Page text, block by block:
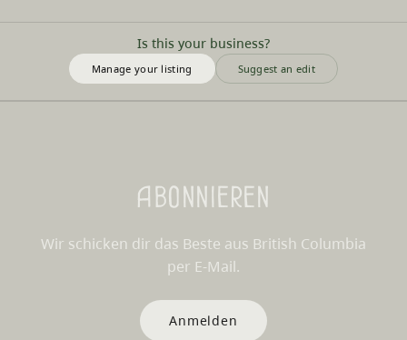
Is this your business?
Manage your listing Suggest an edit
Abonnieren
Wir schicken dir das Beste aus British Columbia
per E-Mail.
Anmelden